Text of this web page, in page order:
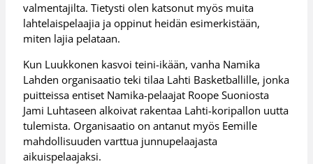
valmentajilta. Tietysti olen katsonut myös muita
lahtelaispelaajia ja oppinut heidän esimerkistään,
miten lajia pelataan.
Kun Luukkonen kasvoi teini-ikään, vanha Namika
Lahden organisaatio teki tilaa Lahti Basketballille, jonka
puitteissa entiset Namika-pelaajat Roope Suoniosta
Jami Luhtaseen alkoivat rakentaa Lahti-koripallon uutta
tulemista. Organisaatio on antanut myös Eemille
mahdollisuuden varttua junnupelaajasta
aikuispelaajaksi.